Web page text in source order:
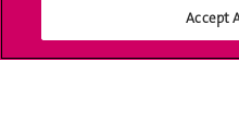
Accept